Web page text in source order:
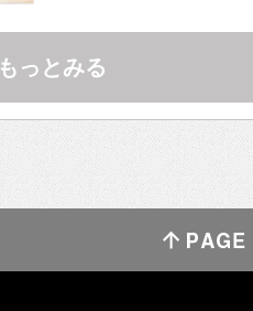
Bose並み
もっとみる